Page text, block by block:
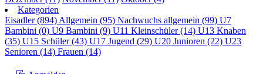
Kategorien
Eisadler (894) Allgemein (95) Nachwuchs allgemein (99) U7
Bambini (0) U9 Bambini (9) U11 Kleinschüler (14) U13 Knaben
(35) U15 Schüler (43) U17 Jugend (29) U20 Junioren (22) U23
Senioren (14) Frauen (14)